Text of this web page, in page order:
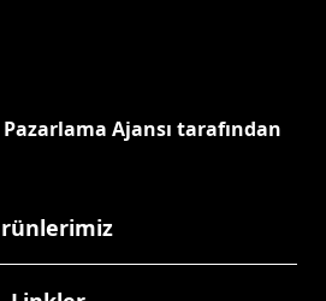
Ajansı tarafından